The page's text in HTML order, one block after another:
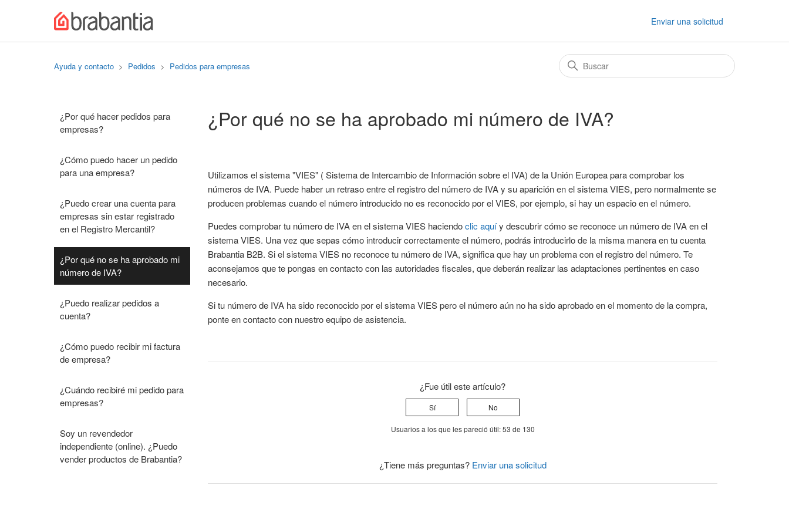
Enviar una solicitud
Ayuda y contacto Pedidos Pedidos para empresas
¿Por qué hacer pedidos para
empresas?
¿Cómo puedo hacer un pedido
para una empresa?
¿Puedo crear una cuenta para
empresas sin estar registrado
en el Registro Mercantil?
¿Por qué no se ha aprobado mi
número de IVA?
¿Puedo realizar pedidos a
cuenta?
¿Cómo puedo recibir mi factura
de empresa?
¿Cuándo recibiré mi pedido para
empresas?
Soy un revendedor
independiente (online). ¿Puedo
vender productos de Brabantia?
¿Por qué no se ha aprobado mi número de IVA?
Utilizamos el sistema "VIES" ( Sistema de Intercambio de Información sobre el IVA) de la Unión Europea para comprobar los
números de IVA. Puede haber un retraso entre el registro del número de IVA y su aparición en el sistema VIES, pero normalmente se
producen problemas cuando el número introducido no es reconocido por el VIES, por ejemplo, si hay un espacio en el número.
Puedes comprobar tu número de IVA en el sistema VIES haciendoclic aquíy descubrir cómo se reconoce un número de IVA en el
sistema VIES. Una vez que sepas cómo introducir correctamente el número, podrás introducirlo de la misma manera en tu cuenta
Brabantia B2B. Si el sistema VIES no reconoce tu número de IVA, significa que hay un problema con el registro del número. Te
aconsejamos que te pongas en contacto con las autoridades fiscales, que deberán realizar las adaptaciones pertinentes en caso
necesario.
Si tu número de IVA ha sido reconocido por el sistema VIES pero el número aún no ha sido aprobado en el momento de la compra,
ponte en contacto con nuestro equipo de asistencia.
¿Fue útil este artículo?
Sí No
Usuarios a los que les pareció útil: 53 de 130
¿Tiene más preguntas? Enviar una solicitud